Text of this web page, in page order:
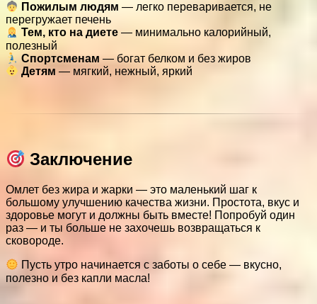
Пожилым людям — легко переваривается, не
перегружает печень
Тем, кто на диете — минимально калорийный,
полезный
Спортсменам — богат белком и без жиров
Детям — мягкий, нежный, яркий
Заключение
Омлет без жира и жарки — это маленький шаг к
большому улучшению качества жизни. Простота, вкус и
здоровье могут и должны быть вместе! Попробуй один
раз — и ты больше не захочешь возвращаться к
сковороде.
Пусть утро начинается с заботы о себе — вкусно,
полезно и без капли масла!